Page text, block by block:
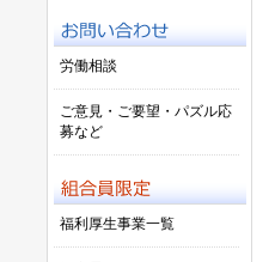
労働相談
ご意見・ご要望・パズル応
募など
福利厚生事業一覧